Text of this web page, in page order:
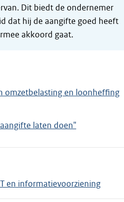
Dit biedt de ondernemer
dat hij de aangifte goed heeft
akkoord gaat.
omzetbelasting en loonheffing
laten doen"
en informatievoorziening